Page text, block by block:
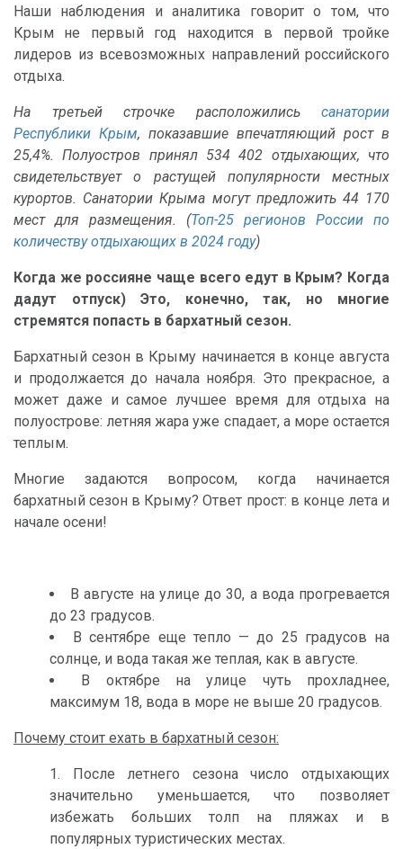
Наши наблюдения и аналитика говорит о том, что
Крым не первый год находится в первой тройке
лидеров из всевозможных направлений российского
отдыха.
На третьей строчке расположились санатории
Республики Крым, показавшие впечатляющий рост в
25,4%. Полуостров принял 534 402 отдыхающих, что
свидетельствует о растущей популярности местных
курортов. Санатории Крыма могут предложить 44 170
мест для размещения. (Топ-25 регионов России по
количеству отдыхающих в 2024 году)
Когда же россияне чаще всего едут в Крым? Когда
дадут отпуск) Это, конечно, так, но многие
стремятся попасть в бархатный сезон.
Бархатный сезон в Крыму начинается в конце августа
и продолжается до начала ноября. Это прекрасное, а
может даже и самое лучшее время для отдыха на
полуострове: летняя жара уже спадает, а море остается
теплым.
Многие задаются вопросом, когда начинается
бархатный сезон в Крыму? Ответ прост: в конце лета и
начале осени!
В августе на улице до 30, а вода прогревается
до 23 градусов.
В сентябре еще тепло — до 25 градусов на
солнце, и вода такая же теплая, как в августе.
В октябре на улице чуть прохладнее,
максимум 18, вода в море не выше 20 градусов.
Почему стоит ехать в бархатный сезон:
После летнего сезона число отдыхающих
значительно уменьшается, что позволяет
избежать больших толп на пляжах и в
популярных туристических местах.